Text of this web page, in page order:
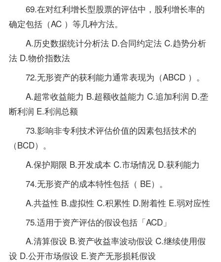
69.在对红利增长型股票的评估中，股利增长率的
确定包括（AC ）等几种方法。
A.历史数据统计分析法 D.合同约定法 C.趋势分析
法 D.物价指数法
72.无形资产的获利能力通常表现为（ABCD ）。
A.超常收益能力 B.超额收益能力 C.追加利润 D.垄
断利润 E.利润总额
73.影响非专利技术评估价值的因素包括技术的
（BCD）。
A.保护期限 B.开发成本 C.市场情况 D.获利能力
74.无形资产的成本特性包括（ BE）。
A.共益性 B.虚拟性 C.积累性 D.附着性 E.弱对应性
75.适用于资产评估的假设包括「ACD」
A.清算假设 B.资产收益率波动假设 C.继续使用假
设 D.公开市场假设 E.资产无形损耗假设